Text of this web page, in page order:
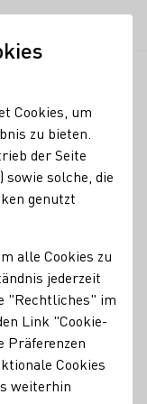
der
Verwaltung
(DWF),
vom DWF-
Ruhestand
Cookies, um
zu bieten.
der Seite
sowie solche, die
genutzt
alle Cookies zu
jederzeit
"Rechtliches" im
Link "Cookie-
Präferenzen
Cookies
weiterhin